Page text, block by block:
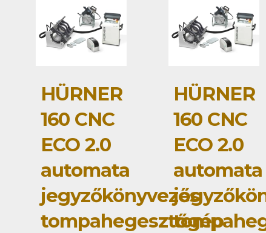
HÜRNER
160 CNC
ECO 2.0
automata
jegyzőkönyvezős
tompahegesztőgép
HÜRNER
160 CNC
ECO 2.0
automata